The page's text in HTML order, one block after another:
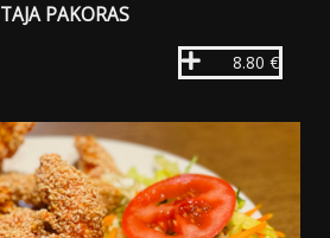
TAJA PAKORAS
8.80 €